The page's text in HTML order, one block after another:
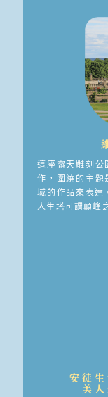
這座露天雕刻公
作，圍繞的主題
域的作品來表
人生塔可謂顛峰
安徒
美